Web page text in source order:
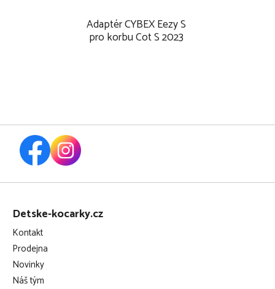
Adaptér CYBEX Eezy S
pro korbu Cot S 2023
Z
Detske-kocarky.cz
Kontakt
Prodejna
Novinky
Náš tým